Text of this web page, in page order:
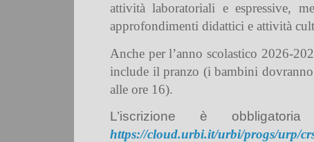
attività laboratoriali e espressive,
approfondimenti didattici e attività
Anche per l’anno scolastico 2026-
include il pranzo (i bambini
alle ore 16).
L’iscrizione è
https://cloud.urbi.it/urbi/progs/urp/